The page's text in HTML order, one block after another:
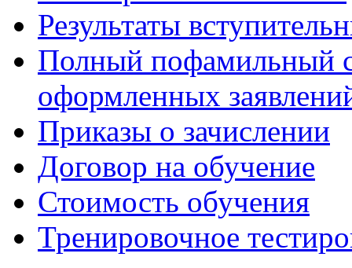
Результаты
Полный пофамильный
оформленных
Приказы о зачислении
Договор на обучение
Стоимость обучения
Тренировочное